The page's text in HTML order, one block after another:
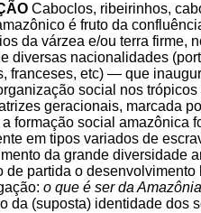
Caboclos, ribeirinhos,
é fruto da
da várzea e/ou terra firme,
diversas nacionalidades
franceses, etc) — que
social nos
geracionais, marcada
formação social amazônica
em tipos variados de
da grande diversidade
de partida o
o que é ser da Amazônia
da (suposta) identidade dos